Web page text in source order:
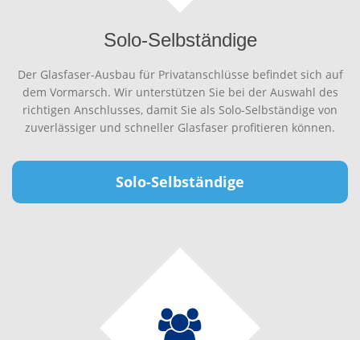
Solo-Selbständige
Der Glasfaser-Ausbau für Privatanschlüsse befindet sich auf
dem Vormarsch. Wir unterstützen Sie bei der Auswahl des
richtigen Anschlusses, damit Sie als Solo-Selbständige von
zuverlässiger und schneller Glasfaser profitieren können.
Solo-Selbständige